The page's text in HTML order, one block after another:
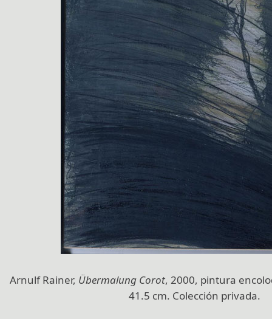
Arnulf Rainer, Übermalung Corot, 2000, pintura
41.5 cm. Colección privada.